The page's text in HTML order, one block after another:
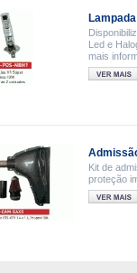
Led e
mais
Kit de
proteção